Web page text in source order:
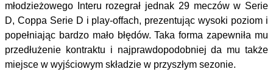
młodzieżowego Interu rozegrał jednak 29 meczów w Serie
D, Coppa Serie D i play-offach, prezentując wysoki poziom i
popełniając bardzo mało błędów. Taka forma zapewniła mu
przedłużenie kontraktu i najprawdopodobniej da mu także
miejsce w wyjściowym składzie w przyszłym sezonie.